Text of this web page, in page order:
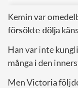
Kemin var
försökte dölja
Han var inte
många i den
Men Victoria